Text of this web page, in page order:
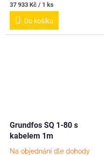
Měrná
cena:
37 933 Kč / 1 ks
Do košíku
Grundfos SQ 1-80 s
kabelem 1m
Na objednání dle dohody